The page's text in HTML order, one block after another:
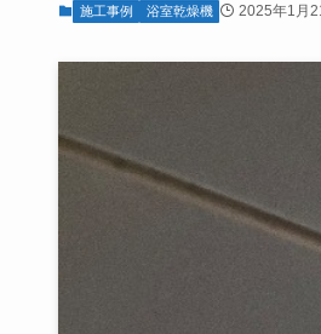
施工事例 浴室乾燥機 2025年1月